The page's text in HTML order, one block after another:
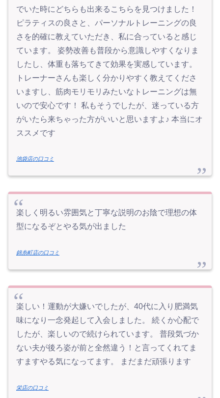
でいた時にどちらも出来るこちらを見つけました！
ピラティスの良さと、パーソナルトレーニングの良
さを的確に教えていただき、私に合っていると感じ
ています。 姿勢改善も普段から意識しやすくなりま
したし、体重も落ちてきて効果を実感しています。
トレーナーさんも楽しく分かりやすく教えてくださ
いますし、筋肉モリモリみたいなトレーニングは無
いので安心です！ 私もそうでしたが、迷っている方
がいたら来ちゃった方がいいと思いますよ♪ 本当にオ
ススメです
池袋店の口コミ
楽しく明るい雰囲気と丁寧な説明のお陰で理想の体
型になるぞとやる気が出ました
錦糸町店の口コミ
楽しい！運動が大嫌いでしたが、40代に入り肥満気
味になり一念発起して入会しました。 続くか心配で
したが、楽しいので続けられています。 普段気づか
ない夫が後ろ姿が前と全然違う！と言ってくれてま
すますやる気になってます。 まだまだ頑張ります
栄店の口コミ